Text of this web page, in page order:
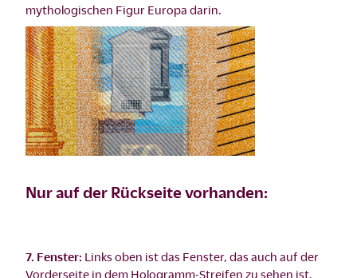
mythologischen Figur Europa darin.
Nur auf der Rückseite vorhanden:
7. Fenster: Links oben ist das Fenster, das auch auf der
Vorderseite in dem Hologramm-Streifen zu sehen ist.